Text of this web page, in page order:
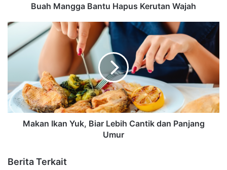
Buah Mangga Bantu Hapus Kerutan Wajah
Makan Ikan Yuk, Biar Lebih Cantik dan Panjang
Umur
Berita Terkait